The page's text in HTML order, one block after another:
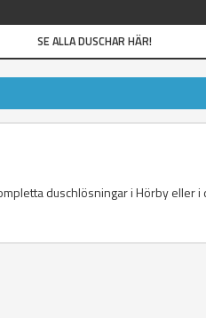
SE ALLA DUSCHAR HÄR!
duschlösningar i Hörby eller i